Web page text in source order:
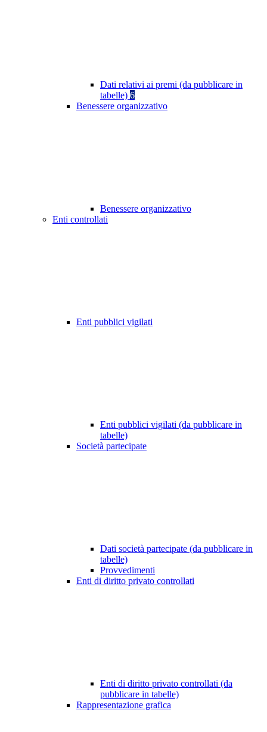
Dati relativi ai premi (da pubblicare in
tabelle) 6
Benessere organizzativo
Benessere organizzativo
Enti controllati
Enti pubblici vigilati
Enti pubblici vigilati (da pubblicare in
tabelle)
Società partecipate
Dati società partecipate (da pubblicare in
tabelle)
Provvedimenti
Enti di diritto privato controllati
Enti di diritto privato controllati (da
pubblicare in tabelle)
Rappresentazione grafica